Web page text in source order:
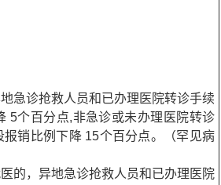
急诊抢救人员和已办理医院转诊手续
5个百分点,非急诊或未办理医院转诊
销比例下降 15个百分点。（罕见病
的，异地急诊抢救人员和已办理医院